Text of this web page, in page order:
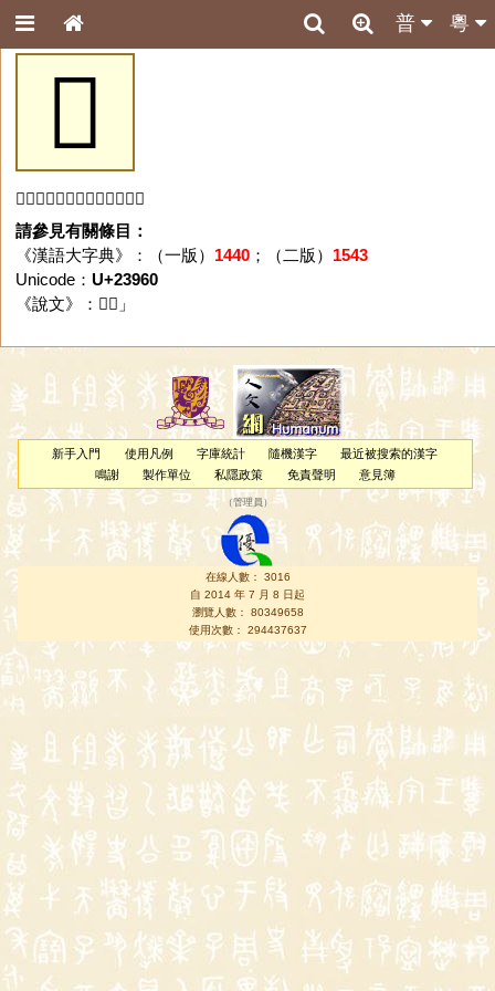
粵
普
𣥠
「𣥠」字未收錄於本資料庫。
請參見有關條目：
《漢語大字典》：（一版） 1440；（二版） 1543
Unicode： U+23960
《說文》：「 𣥠 」
新手入門 使用凡例 字庫統計 隨機漢字
最近被搜索的漢字
鳴謝
製作單位 私隱政策 免責聲明 意見簿
（管理員 ）
在線人數： 3016
自 2014 年 7 月 8 日起
瀏覽人數： 80349658
使用次數： 294437637